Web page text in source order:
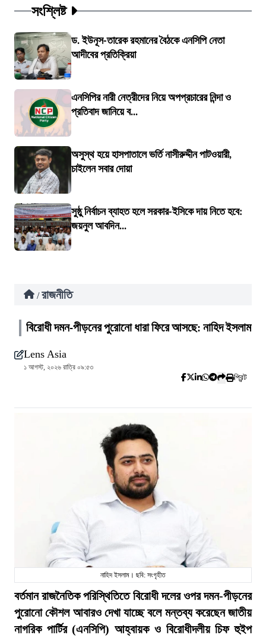
সংশ্লিষ্ট
ড. ইউনূস-তারেক রহমানের বৈঠকে এনসিপি নেতা
আদীবের প্রতিক্রিয়া
এনসিপির নারী নেত্রীদের নিয়ে অপপ্রচারের নিন্দা ও
প্রতিবাদ জানিয়ে ব...
অসুস্থ হয়ে হাসপাতালে ভর্তি নাসীরুদ্দীন পাটওয়ারী,
চাইলেন সবার দোয়া
সুষ্ঠু নির্বাচন ব্যাহত হলে সরকার-ইসিকে দায় নিতে হবে:
জয়নুল আবদিন...
/ রাজনীতি
বিরোধী দমন-পীড়নের পুরোনো ধারা ফিরে আসছে: নাহিদ ইসলাম
Lens Asia
১ আগস্ট, ২০২৬ রাত্রি ০৯:৫৩
প্রিন্ট
নাহিদ ইসলাম। ছবি: সংগৃহীত
বর্তমান রাজনৈতিক পরিস্থিতিতে বিরোধী দলের ওপর দমন-পীড়নের
পুরোনো কৌশল আবারও দেখা যাচ্ছে বলে মন্তব্য করেছেন জাতীয়
নাগরিক পার্টির (এনসিপি) আহ্বায়ক ও বিরোধীদলীয় চিফ হুইপ